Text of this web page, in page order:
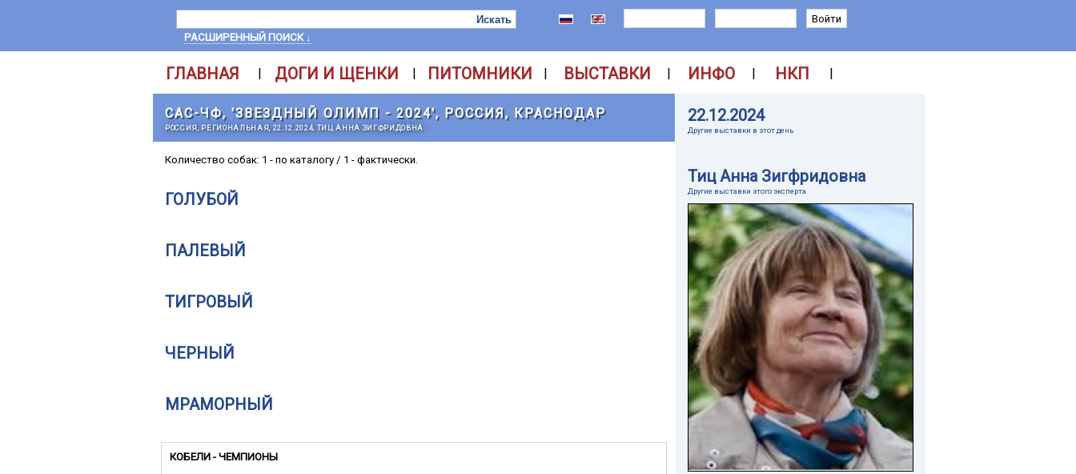
РАСШИРЕННЫЙ ПОИСК ↓
ГЛАВНАЯ | ДОГИ И ЩЕНКИ | ПИТОМНИКИ | ВЫСТАВКИ | ИНФО | НКП |
САС-ЧФ, 'ЗВЕЗДНЫЙ ОЛИМП - 2024', РОССИЯ, КРАСНОДАР
РОССИЯ, РЕГИОНАЛЬНАЯ, 22.12.2024, ТИЦ АННА ЗИГФРИДОВНА
Количество собак: 1 - по каталогу / 1 - фактически.
ГОЛУБОЙ
ПАЛЕВЫЙ
ТИГРОВЫЙ
ЧЕРНЫЙ
МРАМОРНЫЙ
КОБЕЛИ - ЧЕМПИОНЫ
22.12.2024
Другие выставки в этот день
Тиц Анна Зигфридовна
Другие выставки этого эксперта